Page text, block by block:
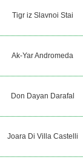
Tigr iz Slavnoi Stai
Ak-Yar Andromeda
Don Dayan Darafal
Joara Di Villa Castelli